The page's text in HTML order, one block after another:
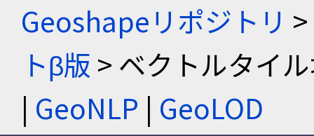
Geoshapeリポジトリ >
トβ版 > ベクトルタイ
| GeoNLP | GeoLOD